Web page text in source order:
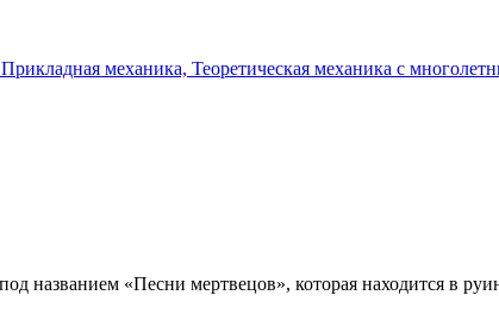
механика, Теоретическая механика с
названием «Песни мертвецов», которая находится в